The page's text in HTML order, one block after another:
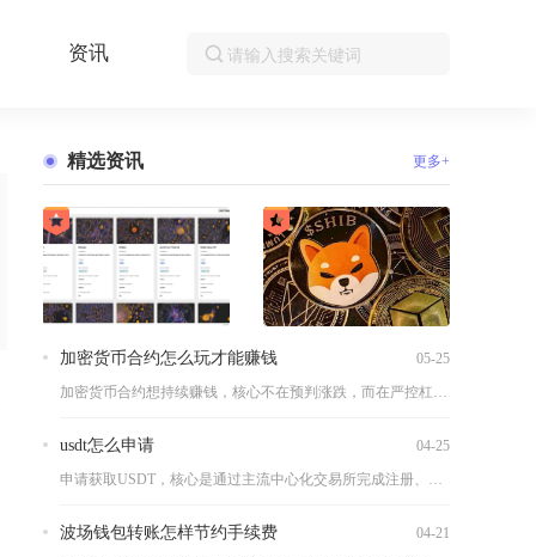
资讯
精选资讯 更多+
加密货币合约怎么玩才能赚钱 05-25
加密货币合约想持续赚钱，核心不在预判涨跌，而在严控杠杆、做好...
usdt怎么申请 04-25
申请获取USDT，核心是通过主流中心化交易所完成注册、实名认...
波场钱包转账怎样节约手续费 04-21